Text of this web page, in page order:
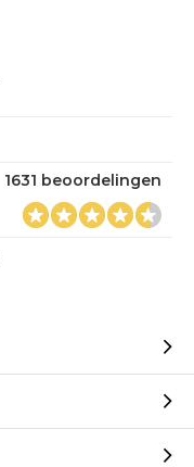
1631 beoordelingen